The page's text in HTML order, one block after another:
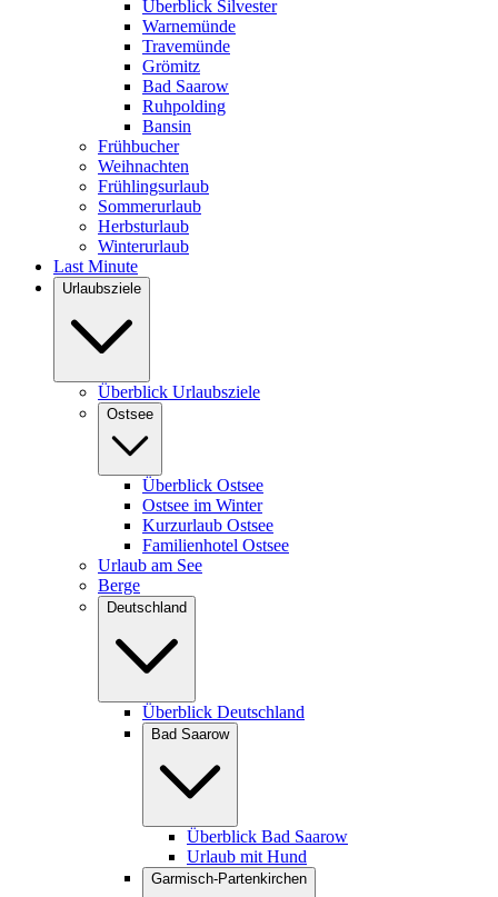
Überblick Silvester
Warnemünde
Travemünde
Grömitz
Bad Saarow
Ruhpolding
Bansin
Frühbucher
Weihnachten
Frühlingsurlaub
Sommerurlaub
Herbsturlaub
Winterurlaub
Last Minute
Urlaubsziele
Überblick Urlaubsziele
Ostsee
Überblick Ostsee
Ostsee im Winter
Kurzurlaub Ostsee
Familienhotel Ostsee
Urlaub am See
Berge
Deutschland
Überblick Deutschland
Bad Saarow
Überblick Bad Saarow
Urlaub mit Hund
Garmisch-Partenkirchen